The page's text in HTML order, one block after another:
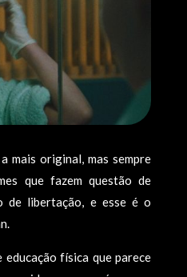
mais original, mas sempre
que fazem questão de
de libertação, e esse é o
educação física que parece